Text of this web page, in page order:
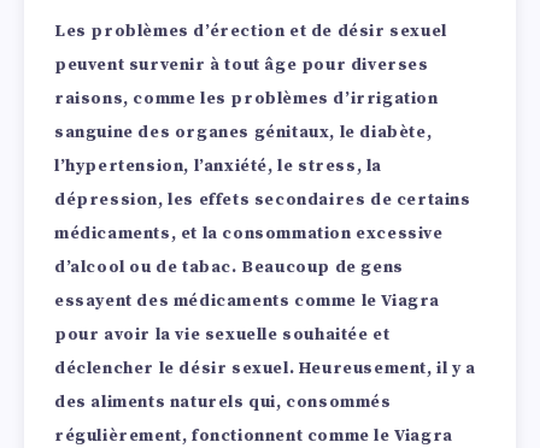
Les problèmes d’érection et de désir sexuel
peuvent survenir à tout âge pour diverses
raisons, comme les problèmes d’irrigation
sanguine des organes génitaux, le diabète,
l’hypertension, l’anxiété, le stress, la
dépression, les effets secondaires de certains
médicaments, et la consommation excessive
d’alcool ou de tabac. Beaucoup de gens
essayent des médicaments comme le Viagra
pour avoir la vie sexuelle souhaitée et
déclencher le désir sexuel. Heureusement, il y a
des aliments naturels qui, consommés
régulièrement, fonctionnent comme le Viagra